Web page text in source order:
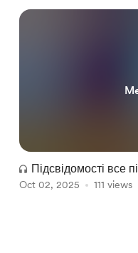
Підсвідомості все
Oct 02, 2025 111 views